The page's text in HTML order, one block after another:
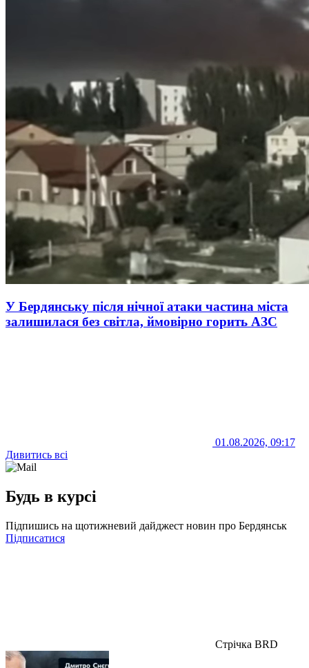
У Бердянську після нічної атаки частина міста
залишилася без світла, ймовірно горить АЗС
01.08.2026, 09:17
Дивитись всі
Будь в курсі
Підпишись на щотижневий дайджест новин про Бердянськ
Підписатися
Стрічка BRD